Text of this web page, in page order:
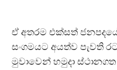
ඒ අතරම එක්සත්
සංගමයට අයත්ව පැවති
මුවාවෙන් හමුදා